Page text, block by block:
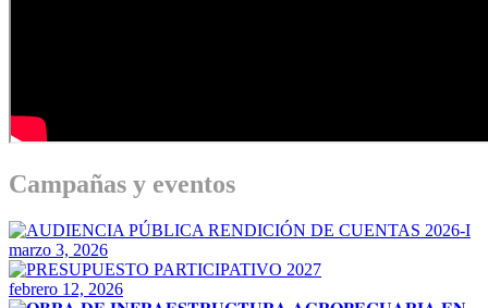
Campañas y eventos
marzo 3, 2026
febrero 12, 2026